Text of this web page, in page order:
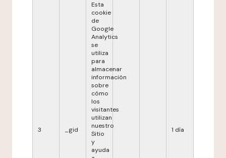
3 _gid
Esta
cookie
de
Google
Analytics
se
utiliza
para
almacenar
información
sobre
cómo
los
visitantes
utilizan
nuestro
Sitio
y
ayuda
1 día